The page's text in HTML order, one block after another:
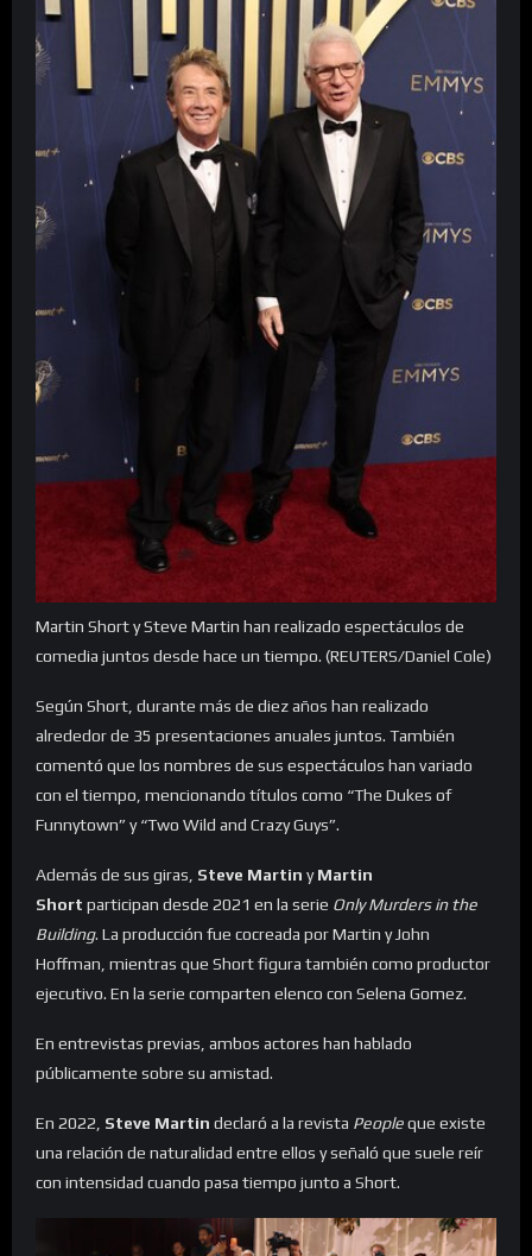
Martin Short y Steve Martin han realizado espectáculos de
comedia juntos desde hace un tiempo. (REUTERS/Daniel Cole)
Según Short, durante más de diez años han realizado
alrededor de 35 presentaciones anuales juntos. También
comentó que los nombres de sus espectáculos han variado
con el tiempo, mencionando títulos como “The Dukes of
Funnytown” y “Two Wild and Crazy Guys”.
Además de sus giras, Steve Martin yMartin
Short participan desde 2021 en la serie Only Murders in the
Building. La producción fue cocreada por Martin y John
Hoffman, mientras que Short figura también como productor
ejecutivo. En la serie comparten elenco con Selena Gomez.
En entrevistas previas, ambos actores han hablado
públicamente sobre su amistad.
En 2022, Steve Martin declaró a la revista Peopleque existe
una relación de naturalidad entre ellos y señaló que suele reír
con intensidad cuando pasa tiempo junto a Short.